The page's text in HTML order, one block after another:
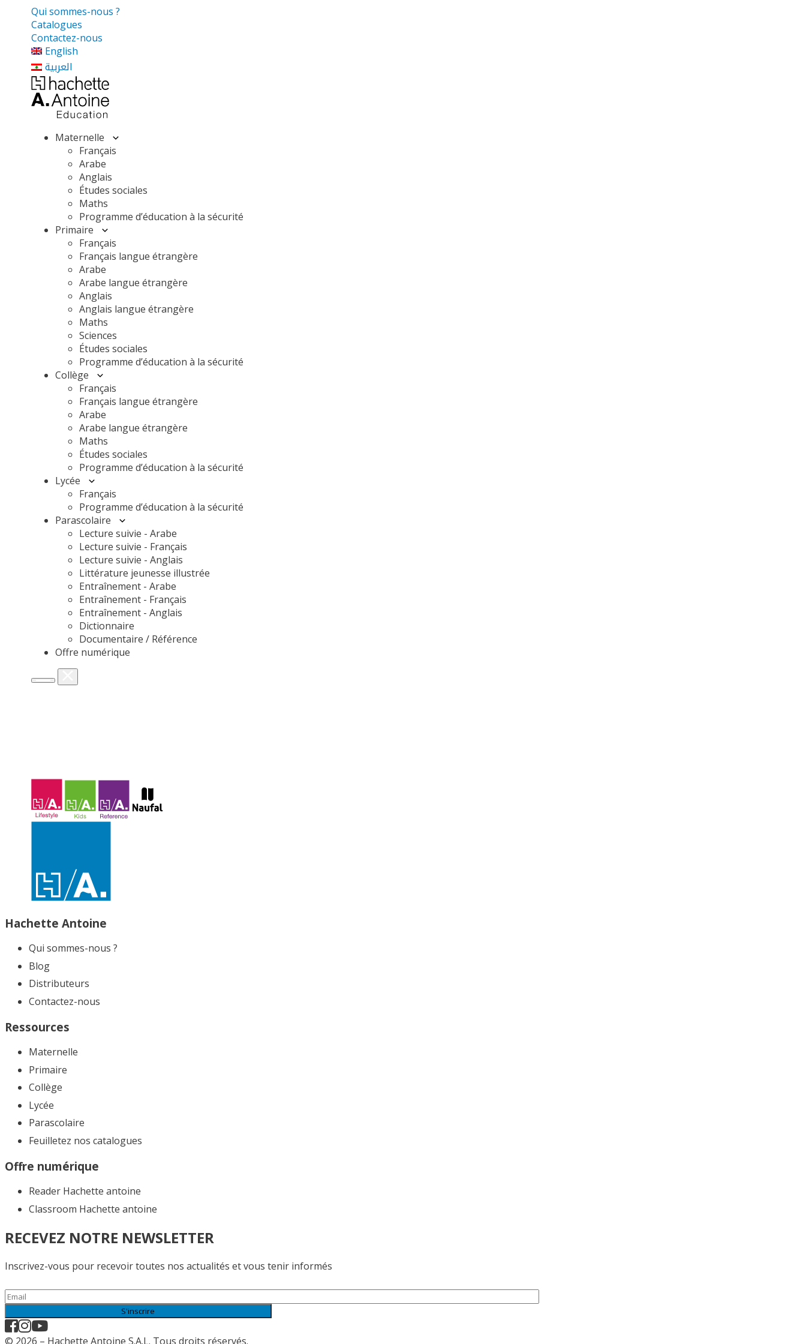
Qui sommes-nous ?
Catalogues
Contactez-nous
English
العربية
Maternelle
Français
Arabe
Anglais
Études sociales
Maths
Programme d’éducation à la sécurité
Primaire
Français
Français langue étrangère
Arabe
Arabe langue étrangère
Anglais
Anglais langue étrangère
Maths
Sciences
Études sociales
Programme d’éducation à la sécurité
Collège
Français
Français langue étrangère
Arabe
Arabe langue étrangère
Maths
Études sociales
Programme d’éducation à la sécurité
Lycée
Français
Programme d’éducation à la sécurité
Parascolaire
Lecture suivie - Arabe
Lecture suivie - Français
Lecture suivie - Anglais
Littérature jeunesse illustrée
Entraînement - Arabe
Entraînement - Français
Entraînement - Anglais
Dictionnaire
Documentaire / Référence
Offre numérique
Hachette Antoine
Qui sommes-nous ?
Blog
Distributeurs
Contactez-nous
Ressources
Maternelle
Primaire
Collège
Lycée
Parascolaire
Feuilletez nos catalogues​
Offre numérique
Reader Hachette antoine
Classroom Hachette antoine
RECEVEZ NOTRE NEWSLETTER
Inscrivez-vous pour recevoir toutes nos actualités et vous tenir informés
S'inscrire
© 2026 – Hachette Antoine S.A.L. Tous droits réservés.